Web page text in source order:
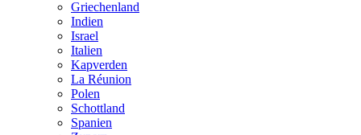
Griechenland
Indien
Israel
Italien
Kapverden
La Réunion
Polen
Schottland
Spanien